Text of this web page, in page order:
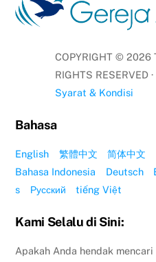
COPYRIGHT © 2026
RIGHTS RESERVED ·
Syarat & Kondisi
Bahasa
English 繁體中文 简体中文
Bahasa Indonesia
Deutsch
s
Русский tiếng Việt
Kami Selalu di Sini:
Apakah Anda hendak